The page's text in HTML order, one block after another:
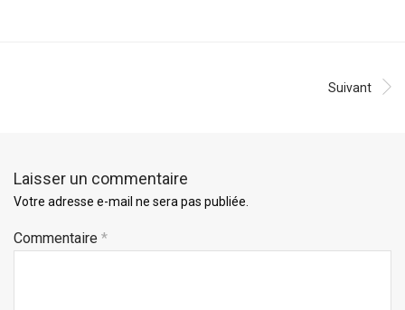
Suivant
Laisser un commentaire
Votre adresse e-mail ne sera pas publiée.
Commentaire *